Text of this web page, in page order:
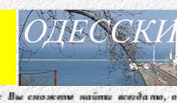
найти всегда то, о чем